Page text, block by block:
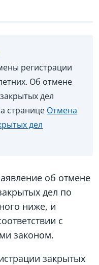
регистрации
Об отмене
дел
странице Отмена
дел
об отмене
дел по
ниже, и
с
законом.
закрытых